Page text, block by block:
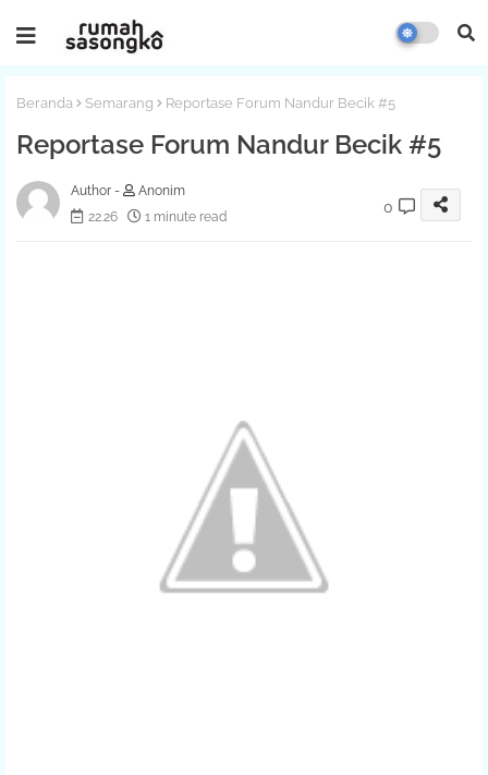
Beranda Semarang Reportase Forum Nandur Becik #5
Reportase Forum Nandur Becik #5
Anonim
22.26
1 minute read
0